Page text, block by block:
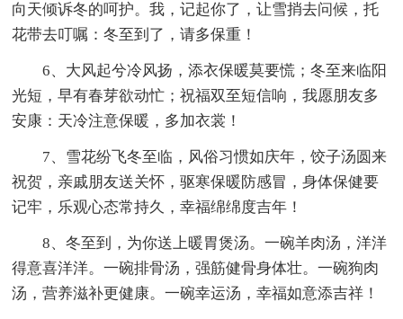
向天倾诉冬的呵护。我，记起你了，让雪捎去问候，托
花带去叮嘱：冬至到了，请多保重！
6、大风起兮冷风扬，添衣保暖莫要慌；冬至来临阳
光短，早有春芽欲动忙；祝福双至短信响，我愿朋友多
安康：天冷注意保暖，多加衣裳！
7、雪花纷飞冬至临，风俗习惯如庆年，饺子汤圆来
祝贺，亲戚朋友送关怀，驱寒保暖防感冒，身体保健要
记牢，乐观心态常持久，幸福绵绵度吉年！
8、冬至到，为你送上暖胃煲汤。一碗羊肉汤，洋洋
得意喜洋洋。一碗排骨汤，强筋健骨身体壮。一碗狗肉
汤，营养滋补更健康。一碗幸运汤，幸福如意添吉祥！